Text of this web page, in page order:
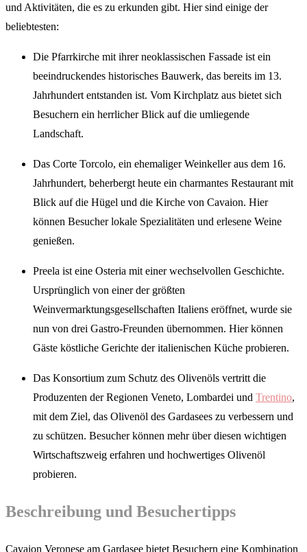
und Aktivitäten, die es zu erkunden gibt. Hier sind einige der
beliebtesten:
Die Pfarrkirche mit ihrer neoklassischen Fassade ist ein
beeindruckendes historisches Bauwerk, das bereits im 13.
Jahrhundert entstanden ist. Vom Kirchplatz aus bietet sich
Besuchern ein herrlicher Blick auf die umliegende
Landschaft.
Das Corte Torcolo, ein ehemaliger Weinkeller aus dem 16.
Jahrhundert, beherbergt heute ein charmantes Restaurant mit
Blick auf die Hügel und die Kirche von Cavaion. Hier
können Besucher lokale Spezialitäten und erlesene Weine
genießen.
Preela ist eine Osteria mit einer wechselvollen Geschichte.
Ursprünglich von einer der größten
Weinvermarktungsgesellschaften Italiens eröffnet, wurde sie
nun von drei Gastro-Freunden übernommen. Hier können
Gäste köstliche Gerichte der italienischen Küche probieren.
Das Konsortium zum Schutz des Olivenöls vertritt die
Produzenten der Regionen Veneto, Lombardei und Trentino,
mit dem Ziel, das Olivenöl des Gardasees zu verbessern und
zu schützen. Besucher können mehr über diesen wichtigen
Wirtschaftszweig erfahren und hochwertiges Olivenöl
probieren.
Beschreibung und Besuchertipps
Cavaion Veronese am Gardasee bietet Besuchern eine Kombination